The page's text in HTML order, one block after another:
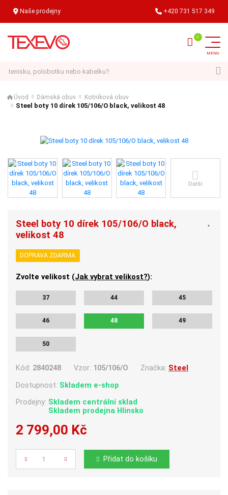
Naše prodejny +420 731 517 349
Úvod Dámská obuv Kotníková obuv
Steel boty 10 dírek 105/106/O black, velikost 48
Další
Steel boty 10 dírek 105/106/O black,
velikost 48
DOPRAVA ZDARMA
Zvolte velikost (Jak vybrat velikost?):
37 44 45
46 48 49
50
Kód: 2840248 Vzor: 105/106/O Značka: Steel
Dostupnost: Skladem e-shop
Prodejny: Skladem centrální sklad
Skladem prodejna Hlinsko
2 799,00 Kč
Počet
Přidat do košíku